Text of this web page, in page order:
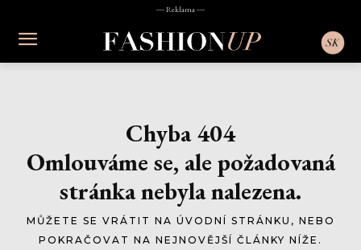
― Reklama ―
Chyba 404
Omlouváme se, ale požadovaná
stránka nebyla nalezena.
MŮŽETE SE VRÁTIT NA ÚVODNÍ STRÁNKU, NEBO
POKRAČOVAT NA NEJNOVĚJŠÍ ČLÁNKY NÍŽE.